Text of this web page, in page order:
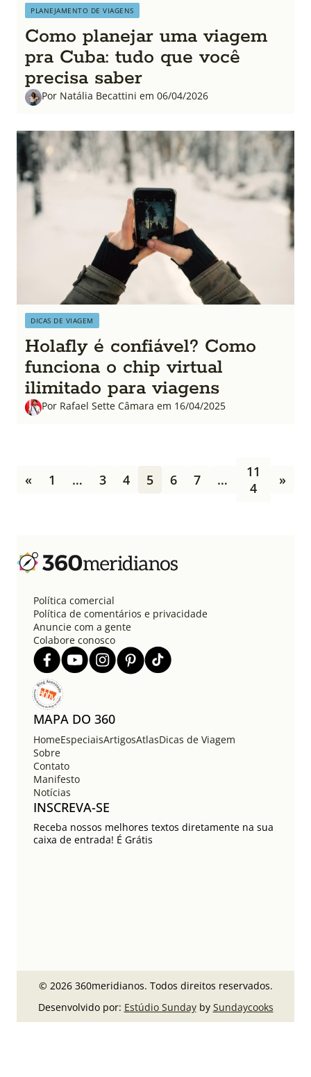
PLANEJAMENTO DE VIAGENS
Como planejar uma viagem
pra Cuba: tudo que você
precisa saber
Por Natália Becattini em 06/04/2026
DICAS DE VIAGEM
Holafly é confiável? Como
funciona o chip virtual
ilimitado para viagens
Por Rafael Sette Câmara em 16/04/2025
ç
ã
« 1 … 3 4 5 6 7 …
11
4
»
Política comercial
Política de comentários e privacidade
Anuncie com a gente
Colabore conosco
MAPA DO 360
HomeEspeciaisArtigosAtlasDicas de Viagem
Sobre
Contato
Manifesto
Notícias
INSCREVA-SE
Receba nossos melhores textos diretamente na sua
caixa de entrada! É Grátis
© 2026 360meridianos. Todos direitos reservados.
Desenvolvido por: Estúdio Sundayby Sundaycooks